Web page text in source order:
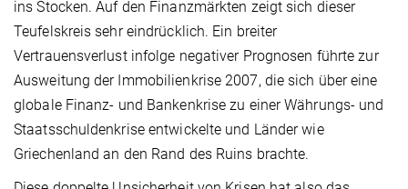
ins Stocken. Auf den Finanzmärkten zeigt sich dieser
Teufelskreis sehr eindrücklich. Ein breiter
Vertrauensverlust infolge negativer Prognosen führte zur
Ausweitung der Immobilienkrise 2007, die sich über eine
globale Finanz- und Bankenkrise zu einer Währungs- und
Staatsschuldenkrise entwickelte und Länder wie
Griechenland an den Rand des Ruins brachte.